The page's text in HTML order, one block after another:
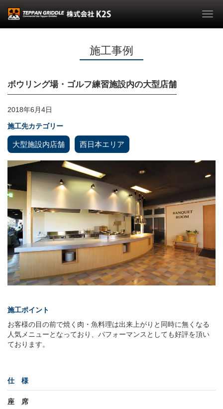
施工事例
ボウリング場・ゴルフ練習施設内の大型店舗
2018年6月4日
施工先カテゴリー
大型施設内店舗 西日本エリア
施工ポイント
お客様の目の前で焼く肉・魚料理は出来上がりと同時に無くなる
人気メニューとなっており、パフォーマンスとしても好評を頂い
ております。
仕 様
座 席